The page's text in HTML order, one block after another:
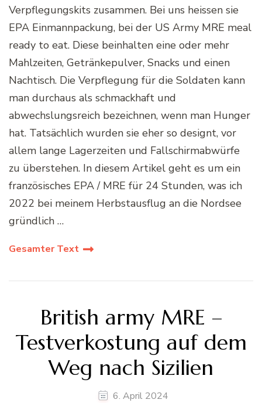
Verpflegungskits zusammen. Bei uns heissen sie
EPA Einmannpackung, bei der US Army MRE meal
ready to eat. Diese beinhalten eine oder mehr
Mahlzeiten, Getränkepulver, Snacks und einen
Nachtisch. Die Verpflegung für die Soldaten kann
man durchaus als schmackhaft und
abwechslungsreich bezeichnen, wenn man Hunger
hat. Tatsächlich wurden sie eher so designt, vor
allem lange Lagerzeiten und Fallschirmabwürfe
zu überstehen. In diesem Artikel geht es um ein
französisches EPA / MRE für 24 Stunden, was ich
2022 bei meinem Herbstausflug an die Nordsee
gründlich …
Gesamter Text
British army MRE –
Testverkostung auf dem
Weg nach Sizilien
6. April 2024